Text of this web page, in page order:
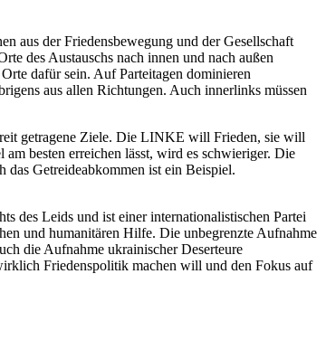
aus der Friedensbewegung und der Gesellschaft
des Austauschs nach innen und nach außen
dafür sein. Auf Parteitagen dominieren
aus allen Richtungen. Auch innerlinks müssen
getragene Ziele. Die LINKE will Frieden, sie will
besten erreichen lässt, wird es schwieriger. Die
das Getreideabkommen ist ein Beispiel.
des Leids und ist einer internationalistischen Partei
und humanitären Hilfe. Die unbegrenzte Aufnahme
die Aufnahme ukrainischer Deserteure
Friedenspolitik machen will und den Fokus auf